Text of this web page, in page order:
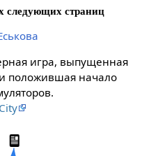
следующих страниц
игра, выпущенная
положившая начало